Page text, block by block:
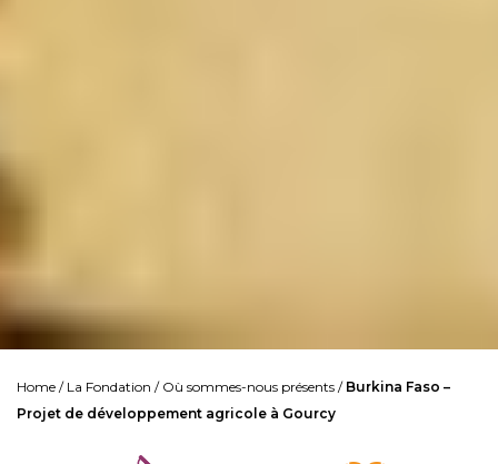
Home / La Fondation / Où sommes-nous présents / Burkina Faso –
Projet de développement agricole à Gourcy